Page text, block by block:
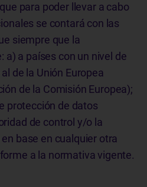
para poder llevar a cabo
se contará con las
siempre que la
a) a países con un nivel de
de la Unión Europea
de la Comisión Europea);
protección de datos
de control y/o la
base en cualquier otra
a la normativa vigente.